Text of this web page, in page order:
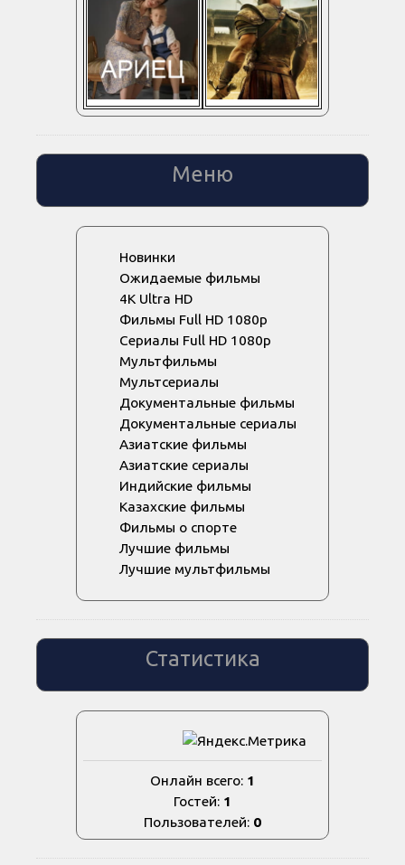
Меню
Новинки
Ожидаемые фильмы
4K Ultra HD
Фильмы Full HD 1080p
Сериалы Full HD 1080p
Мультфильмы
Мультсериалы
Документальные фильмы
Документальные сериалы
Азиатские фильмы
Азиатские сериалы
Индийские фильмы
Казахские фильмы
Фильмы о спорте
Лучшие фильмы
Лучшие мультфильмы
Статистика
Онлайн всего: 1
Гостей: 1
Пользователей: 0